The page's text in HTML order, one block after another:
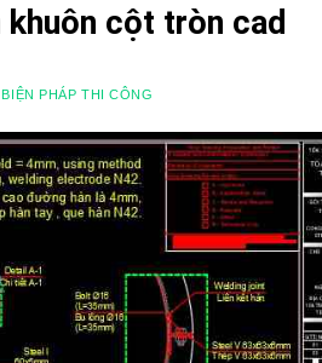
khuôn cột tròn cad
PHÁP THI CÔNG